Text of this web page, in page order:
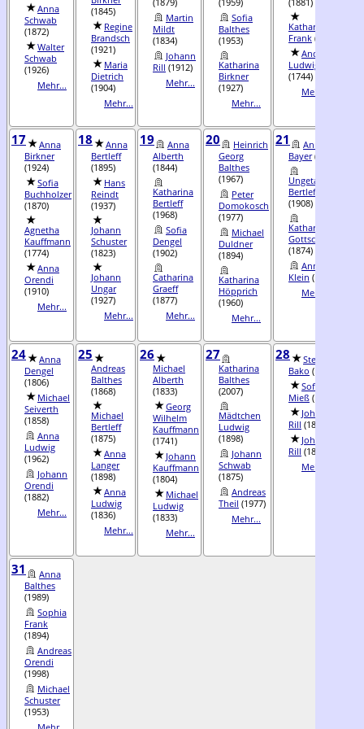
Anna
Schwab
(1872)
Walter
Schwab
(1926)
Mehr...
(1845)
Regine
Brandsch
(1921)
Maria
Dietrich
(1904)
Mehr...
Martin
Mildt
(1834)
Johann
Rill (1912)
Mehr...
Sofia
Balthes
(1953)
Katharina
Birkner
(1927)
Mehr...
Katharina
Frank (1847)
Andreas
Ludwig
(1744)
Mehr...
17
Anna
Birkner
(1924)
Sofia
Buchholzer
(1870)
Agnetha
Kauffmann
(1774)
Anna
Orendi
(1910)
Mehr...
18
Anna
Bertleff
(1895)
Hans
Reindt
(1937)
Johann
Schuster
(1823)
Johann
Ungar
(1927)
Mehr...
19
Anna
Alberth
(1844)
Katharina
Bertleff
(1968)
Sofia
Dengel
(1902)
Catharina
Graeff
(1877)
Mehr...
20
Heinrich
Georg
Balthes
(1967)
Peter
Domokosch
(1977)
Michael
Duldner
(1894)
Katharina
Höpprich
(1960)
Mehr...
21
Anna
Bayer(1907)
Ungetauftes
Bertleff
(1908)
Katharina
Gottschlig
(1874)
Anna
Klein (1960)
Mehr...
24
Anna
Dengel
(1806)
Michael
Seiverth
(1858)
Anna
Ludwig
(1962)
Johann
Orendi
(1882)
Mehr...
25
Andreas
Balthes
(1868)
Michael
Bertleff
(1875)
Anna
Langer
(1898)
Anna
Ludwig
(1836)
Mehr...
26
Michael
Alberth
(1833)
Georg
Wilhelm
Kauffmann
(1741)
Johann
Kauffmann
(1804)
Michael
Ludwig
(1833)
Mehr...
27
Katharina
Balthes
(2007)
Mädtchen
Ludwig
(1898)
Johann
Schwab
(1875)
Andreas
Theil (1977)
Mehr...
28
Stefan
Bako (1847)
Sofia
Mieß (1841)
Johann
Rill (1851)
Johann
Rill (1851)
Mehr...
31
Anna
Balthes
(1989)
Sophia
Frank
(1894)
Andreas
Orendi
(1998)
Michael
Schuster
(1953)